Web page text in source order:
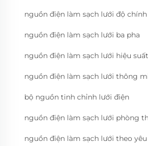
nguồn điện làm sạch lưới độ chính
nguồn điện làm sạch lưới ba pha
nguồn điện làm sạch lưới hiệu
nguồn điện làm sạch lưới thông
bộ nguồn tinh chỉnh lưới điện
nguồn điện làm sạch lưới phòng
nguồn điện làm sạch lưới theo yêu